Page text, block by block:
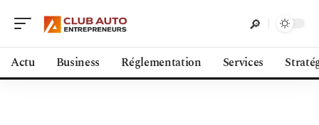
Actu Business Réglementation Services